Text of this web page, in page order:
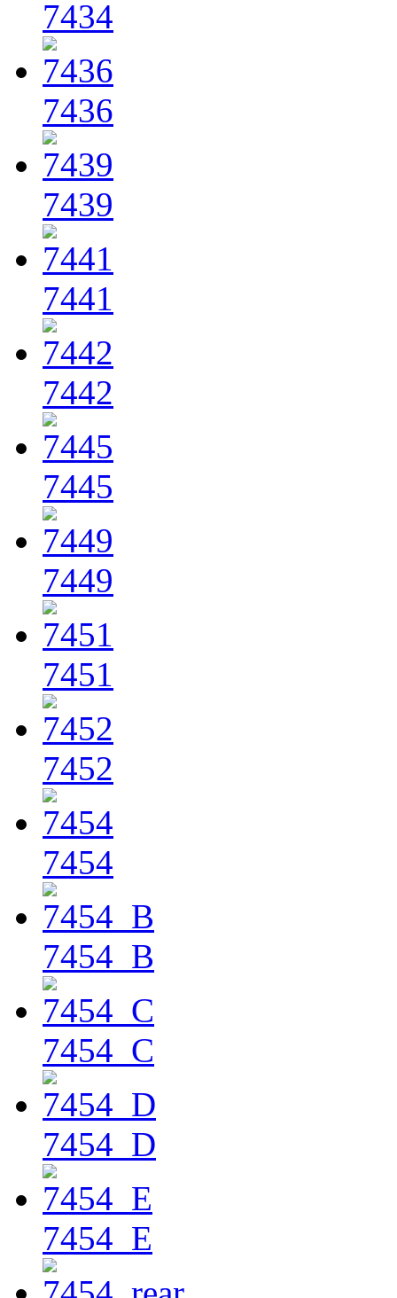
7434
7436
7439
7441
7442
7445
7449
7451
7452
7454
7454_B
7454_C
7454_D
7454_E